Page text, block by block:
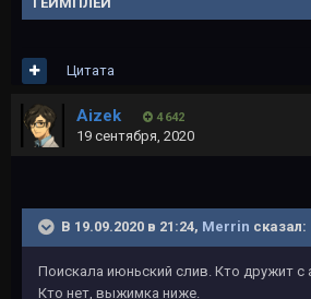
Цитата
Aizek 4 642
19 сентября, 2020
В 19.09.2020 в 21:24, Merrin сказал:
Поискала июньский слив. Кто дружит с
Кто нет, выжимка ниже.